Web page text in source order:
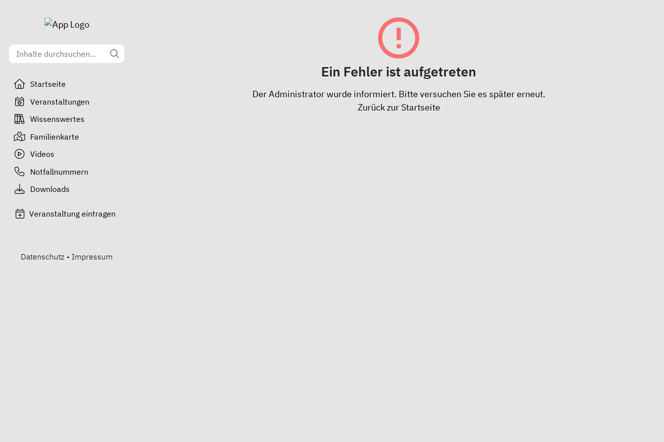
Startseite
Veranstaltungen
Wissenswertes
Familienkarte
Videos
Notfallnummern
Downloads
Veranstaltung eintragen
Datenschutz • Impressum
Ein Fehler ist aufgetreten
Der Administrator wurde informiert. Bitte versuchen Sie es später erneut.
Zurück zur Startseite